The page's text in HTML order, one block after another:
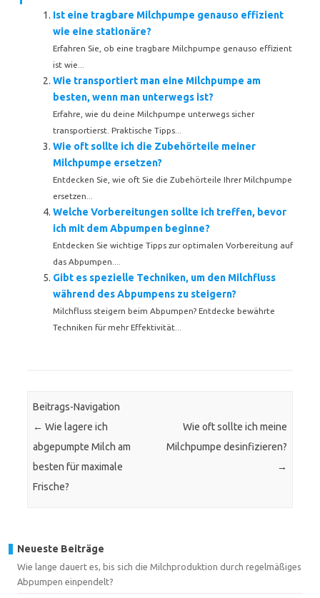
Ist eine tragbare Milchpumpe genauso effizient
wie eine stationäre?
Erfahren Sie, ob eine tragbare Milchpumpe genauso effizient
ist wie...
Wie transportiert man eine Milchpumpe am
besten, wenn man unterwegs ist?
Erfahre, wie du deine Milchpumpe unterwegs sicher
transportierst. Praktische Tipps...
Wie oft sollte ich die Zubehörteile meiner
Milchpumpe ersetzen?
Entdecken Sie, wie oft Sie die Zubehörteile Ihrer Milchpumpe
ersetzen...
Welche Vorbereitungen sollte ich treffen, bevor
ich mit dem Abpumpen beginne?
Entdecken Sie wichtige Tipps zur optimalen Vorbereitung auf
das Abpumpen....
Gibt es spezielle Techniken, um den Milchfluss
während des Abpumpens zu steigern?
Milchfluss steigern beim Abpumpen? Entdecke bewährte
Techniken für mehr Effektivität...
Beitrags-Navigation
← Wie lagere ich
abgepumpte Milch am
besten für maximale
Frische?
Wie oft sollte ich meine
Milchpumpe desinfizieren?
→
Neueste Beiträge
Wie lange dauert es, bis sich die Milchproduktion durch regelmäßiges
Abpumpen einpendelt?